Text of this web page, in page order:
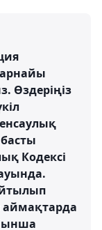
Өздеріңіз
Кодексі
аймақтарда